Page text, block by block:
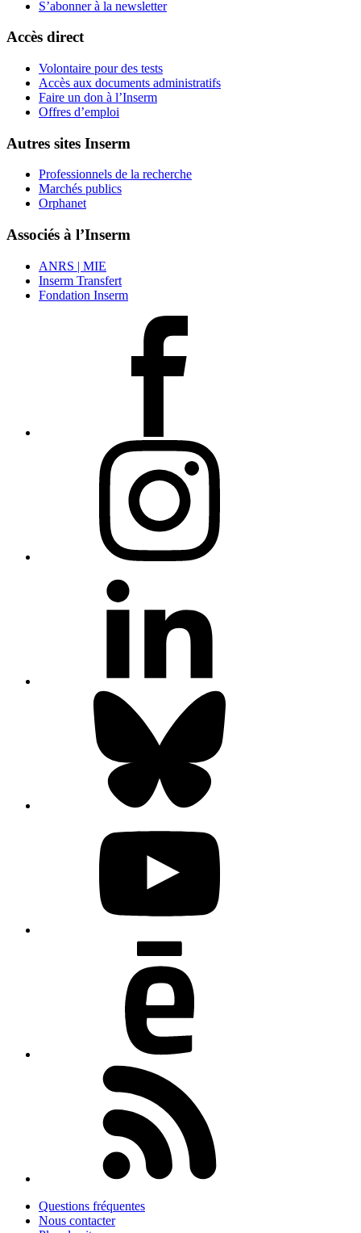
S’abonner à la newsletter
Accès direct
Volontaire pour des tests
Accès aux documents administratifs
Faire un don à l’Inserm
Offres d’emploi
Autres sites Inserm
Professionnels de la recherche
Marchés publics
Orphanet
Associés à l’Inserm
ANRS | MIE
Inserm Transfert
Fondation Inserm
Questions fréquentes
Nous contacter